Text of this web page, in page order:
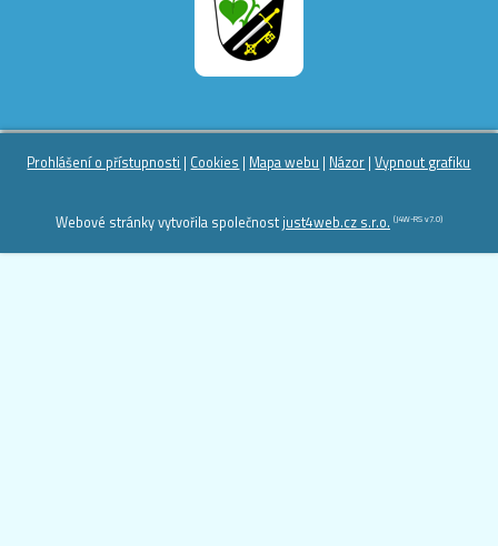
Prohlášení o přístupnosti | Cookies | Mapa webu | Názor |Vypnout grafiku
Webové stránky vytvořila společnost just4web.cz s.r.o. (J4W-RS v7.0)